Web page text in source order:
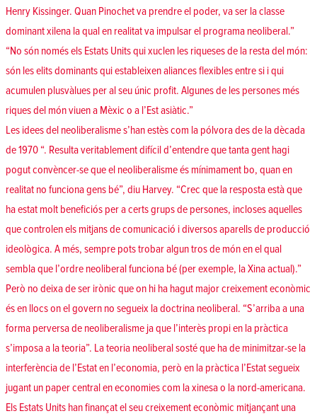
Henry Kissinger. Quan Pinochet va prendre el poder, va ser la classe
dominant xilena la qual en realitat va impulsar el programa neoliberal.”
“No són només els Estats Units qui xuclen les riqueses de la resta del món:
són les elits dominants qui estableixen aliances flexibles entre si i qui
acumulen plusvàlues per al seu únic profit. Algunes de les persones més
riques del món viuen a Mèxic o a l’Est asiàtic.”
Les idees del neoliberalisme s’han estès com la pólvora des de la dècada
de 1970 “. Resulta veritablement difícil d’entendre que tanta gent hagi
pogut convèncer-se que el neoliberalisme és mínimament bo, quan en
realitat no funciona gens bé”, diu Harvey. “Crec que la resposta està que
ha estat molt beneficiós per a certs grups de persones, incloses aquelles
que controlen els mitjans de comunicació i diversos aparells de producció
ideològica. A més, sempre pots trobar algun tros de món en el qual
sembla que l’ordre neoliberal funciona bé (per exemple, la Xina actual).”
Però no deixa de ser irònic que on hi ha hagut major creixement econòmic
és en llocs on el govern no segueix la doctrina neoliberal. “S’arriba a una
forma perversa de neoliberalisme ja que l’interès propi en la pràctica
s’imposa a la teoria”. La teoria neoliberal sosté que ha de minimitzar-se la
interferència de l’Estat en l’economia, però en la pràctica l’Estat segueix
jugant un paper central en economies com la xinesa o la nord-americana.
Els Estats Units han finançat el seu creixement econòmic mitjançant una